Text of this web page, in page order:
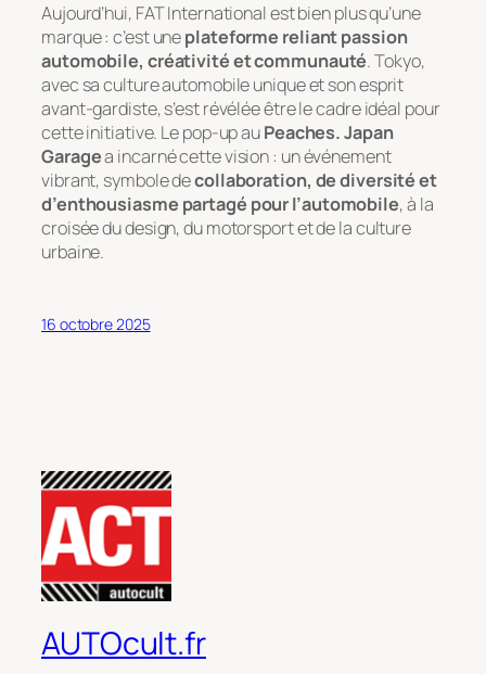
Aujourd’hui, FAT International est bien plus qu’une
marque : c’est uneplateforme reliant passion
automobile, créativité et communauté. Tokyo,
avec sa culture automobile unique et son esprit
avant-gardiste, s’est révélée être le cadre idéal pour
cette initiative. Le pop-up auPeaches. Japan
Garagea incarné cette vision : un événement
vibrant, symbole decollaboration, de diversité et
d’enthousiasme partagé pour l’automobile, à la
croisée du design, du motorsport et de la culture
urbaine.
16 octobre 2025
AUTOcult.fr